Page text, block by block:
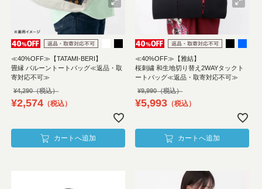
≪40%OFF≫【TATAMI-BERI】
畳縁 バルーントートバッグ≪返品・取
寄対応不可≫
¥4,290
¥2,574 税込
カートへ追加
≪40%OFF≫【雅結】
桜刺繍 和生地切り替え2WAYタックト
ートバッグ≪返品・取寄対応不可≫
¥9,990
¥5,993 税込
カートへ追加